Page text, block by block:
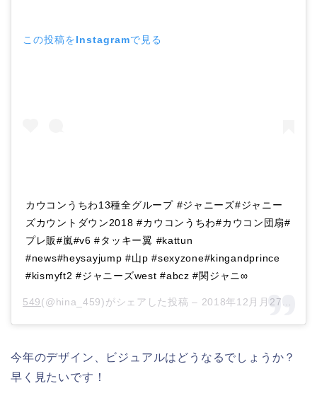
この投稿をInstagramで見る
カウコンうちわ13種全グループ #ジャニーズ#ジャニー
ズカウントダウン2018 #カウコンうちわ#カウコン団扇#
プレ販#嵐#v6 #タッキー翼 #kattun
#news#heysayjump #山p #sexyzone#kingandprince
#kismyft2 #ジャニーズwest #abcz #関ジャニ∞
549️‍(@hina_459)がシェアした投稿 – 2018年12月月27日午後4時45分PST
今年のデザイン、ビジュアルはどうなるでしょうか？
早く見たいです！